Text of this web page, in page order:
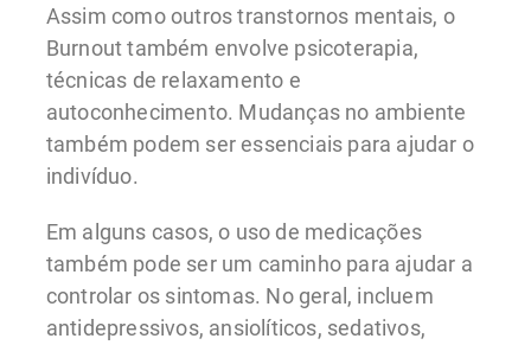
Assim como outros transtornos mentais, o
Burnout também envolve psicoterapia,
técnicas de relaxamento e
autoconhecimento. Mudanças no ambiente
também podem ser essenciais para ajudar o
indivíduo.
Em alguns casos, o uso de medicações
também pode ser um caminho para ajudar a
controlar os sintomas. No geral, incluem
antidepressivos, ansiolíticos, sedativos,